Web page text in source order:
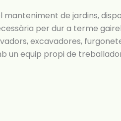
manteniment de jardins,
per dur a terme
excavadores,
un equip propi de